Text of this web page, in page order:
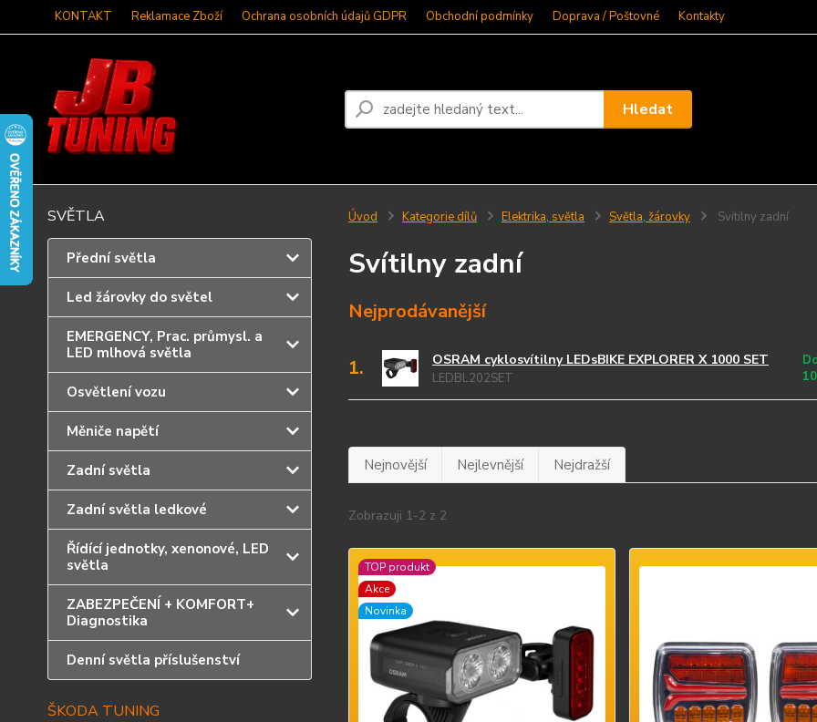
KONTAKT Reklamace Zboží Ochrana osobních údajů GDPR Obchodní podmínky Doprava / Poštovné Kontakty
Hledat
SVĚTLA
Přední světla
Led žárovky do světel
EMERGENCY, Prac. průmysl. a
LED mlhová světla
Osvětlení vozu
Měniče napětí
Zadní světla
Zadní světla ledkové
Řídící jednotky, xenonové, LED
světla
ZABEZPEČENÍ + KOMFORT+
Diagnostika
Denní světla příslušenství
ŠKODA TUNING
Úvod Kategorie dílů Elektrika, světla Světla, žárovky Svítilny zadní
Svítilny zadní
Nejprodávanější
1. OSRAM cyklosvítilny LEDsBIKE EXPLORER X 1000 SET
LEDBL202SET
Nejnovější Nejlevnější Nejdražší
Zobrazuji 1-2 z 2
TOP produkt
Akce
Novinka